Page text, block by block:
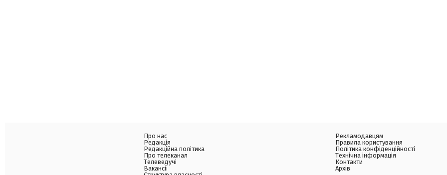
Про нас
Редакція
Редакційна політика
Про телеканал
Телеведучі
Вакансії
Рекламодавцям
Правила користування
Політика конфіденційності
Технічна інформація
Контакти
Архів